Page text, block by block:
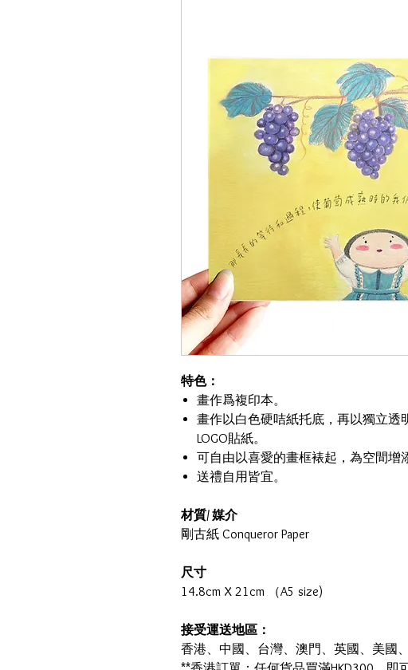
特色：
畫作爲複印本。
畫作以白色硬咭紙托底，再以獨立透
LOGO貼紙。
可自由以喜愛的畫框裱起，為空間增
送禮自用皆宜。
材質/ 媒介
剛古紙 Conqueror Paper
尺寸
14.8cm X 21cm （A5 size)
接受運送地區：
香港、中國、台灣、澳門、英國、美國